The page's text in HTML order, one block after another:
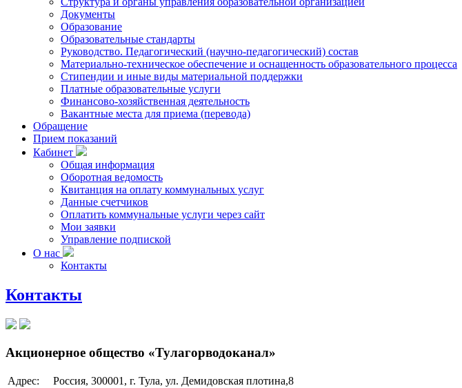
Документы
Образование
Образовательные стандарты
Руководство. Педагогический (научно-педагогический) состав
Материально-техническое обеспечение и оснащенность образовательного процесса
Стипендии и иные виды материальной поддержки
Платные образовательные услуги
Финансово-хозяйственная деятельность
Вакантные места для приема (перевода)
Обращение
Прием показаний
Кабинет
Общая информация
Оборотная ведомость
Квитанция на оплату коммунальных услуг
Данные счетчиков
Оплатить коммунальные услуги через сайт
Мои заявки
Управление подпиской
О нас
Контакты
Контакты
Акционерное общество «Тулагорводоканал»
Адрес:
Россия, 300001, г. Тула, ул. Демидовская плотина,8